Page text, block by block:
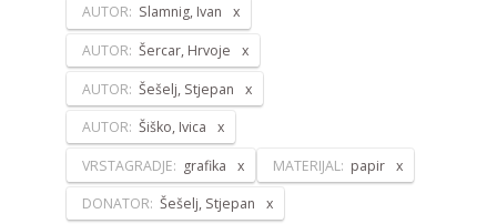
AUTOR: Slamnig, Ivan
AUTOR: Šercar, Hrvoje
AUTOR: Šešelj, Stjepan
AUTOR: Šiško, Ivica
VRSTAGRADJE: grafika MATERIJAL: papir
DONATOR: Šešelj, Stjepan